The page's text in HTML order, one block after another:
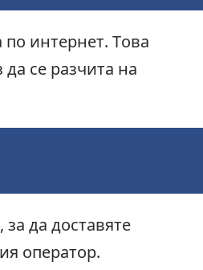
интернет. Това
се разчита на
да доставяте
оператор.